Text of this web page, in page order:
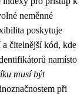
neměnné
poskytuje
čitelnější kód, kde
namísto
musí být
při